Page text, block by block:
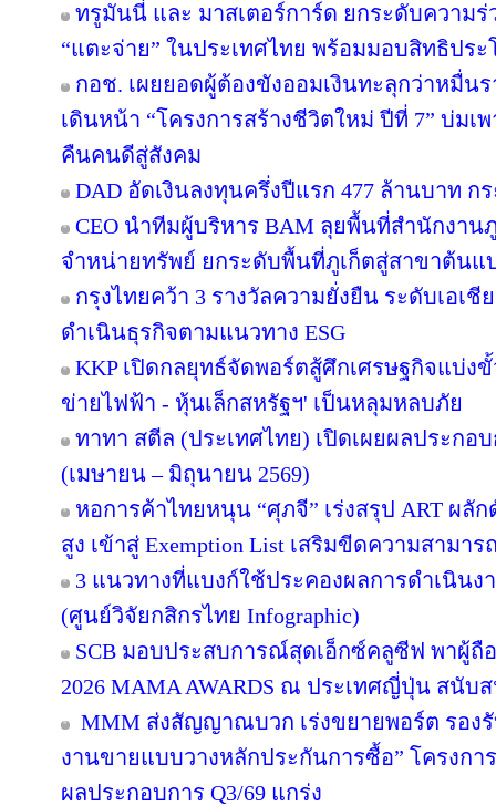
ทรูมันนี่ และ มาสเตอร์การ์ด ยกระดับความ
“แตะจ่าย” ในประเทศไทย พร้อมมอบสิทธิปร
กอช. เผยยอดผู้ต้องขังออมเงินทะลุกว่าหมื่
เดินหน้า “โครงการสร้างชีวิตใหม่ ปีที่ 7” บ่ม
คืนคนดีสู่สังคม
DAD อัดเงินลงทุนครึ่งปีแรก 477 ล้านบาท ก
CEO นำทีมผู้บริหาร BAM ลุยพื้นที่สำนักงาน
จำหน่ายทรัพย์ ยกระดับพื้นที่ภูเก็ตสู่สาขาต้น
กรุงไทยคว้า 3 รางวัลความยั่งยืน ระดับเอเชี
ดำเนินธุรกิจตามแนวทาง ESG
KKP เปิดกลยุทธ์จัดพอร์ตสู้ศึกเศรษฐกิจแบ่ง
ข่ายไฟฟ้า - หุ้นเล็กสหรัฐฯ' เป็นหลุมหลบภัย
ทาทา สตีล (ประเทศไทย) เปิดเผยผลประกอบ
(เมษายน – มิถุนายน 2569)
หอการค้าไทยหนุน “ศุภจี” เร่งสรุป ART ผลั
สูง เข้าสู่ Exemption List เสริมขีดความสามา
3 แนวทางที่แบงก์ใช้ประคองผลการดำเนินง
(ศูนย์วิจัยกสิกรไทย Infographic)
SCB มอบประสบการณ์สุดเอ็กซ์คลูซีฟ พาผู้ถือ
2026 MAMA AWARDS ณ ประเทศญี่ปุ่น สนับ
MMM ส่งสัญญาณบวก เร่งขยายพอร์ต รอง
งานขายแบบวางหลักประกันการซื้อ” โครงกา
ผลประกอบการ Q3/69 แกร่ง